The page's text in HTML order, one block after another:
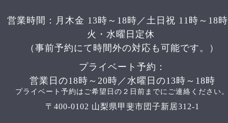
営業時間：月木金 13時～18時／土日祝 11時～18
火・水曜日定休
（事前予約にて時間外の対応も可能です。）
プライベート予約：
営業日の18時～20時／水曜日の13時～18時
プライベート予約はご希望日の２日前までにご連絡ください
〒400-0102 山梨県甲斐市団子新居312-1